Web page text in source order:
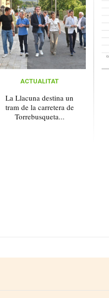
ACTUALITAT
La Llacuna destina un
tram de la carretera de
Torrebusqueta...